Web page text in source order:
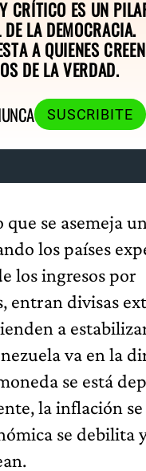
CRÍTICO ES UN
DE LA DEMOCRACIA.
A QUIENES CREEN
DE LA VERDAD.
SUSCRIBITE
que se asemeja
los países
los ingresos por
entran divisas
a
va en la
se está
la inflación se
se debilita